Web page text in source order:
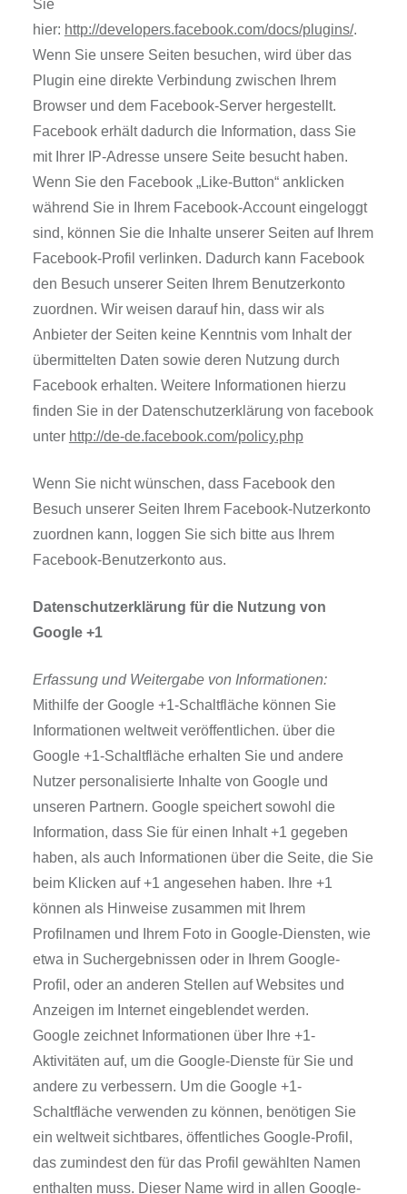
Sie
hier: http://developers.facebook.com/docs/plugins/.
Wenn Sie unsere Seiten besuchen, wird über das
Plugin eine direkte Verbindung zwischen Ihrem
Browser und dem Facebook-Server hergestellt.
Facebook erhält dadurch die Information, dass Sie
mit Ihrer IP-Adresse unsere Seite besucht haben.
Wenn Sie den Facebook „Like-Button“ anklicken
während Sie in Ihrem Facebook-Account eingeloggt
sind, können Sie die Inhalte unserer Seiten auf Ihrem
Facebook-Profil verlinken. Dadurch kann Facebook
den Besuch unserer Seiten Ihrem Benutzerkonto
zuordnen. Wir weisen darauf hin, dass wir als
Anbieter der Seiten keine Kenntnis vom Inhalt der
übermittelten Daten sowie deren Nutzung durch
Facebook erhalten. Weitere Informationen hierzu
finden Sie in der Datenschutzerklärung von facebook
unter http://de-de.facebook.com/policy.php
Wenn Sie nicht wünschen, dass Facebook den
Besuch unserer Seiten Ihrem Facebook-Nutzerkonto
zuordnen kann, loggen Sie sich bitte aus Ihrem
Facebook-Benutzerkonto aus.
Datenschutzerklärung für die Nutzung von
Google +1
Erfassung und Weitergabe von Informationen:
Mithilfe der Google +1-Schaltfläche können Sie
Informationen weltweit veröffentlichen. über die
Google +1-Schaltfläche erhalten Sie und andere
Nutzer personalisierte Inhalte von Google und
unseren Partnern. Google speichert sowohl die
Information, dass Sie für einen Inhalt +1 gegeben
haben, als auch Informationen über die Seite, die Sie
beim Klicken auf +1 angesehen haben. Ihre +1
können als Hinweise zusammen mit Ihrem
Profilnamen und Ihrem Foto in Google-Diensten, wie
etwa in Suchergebnissen oder in Ihrem Google-
Profil, oder an anderen Stellen auf Websites und
Anzeigen im Internet eingeblendet werden.
Google zeichnet Informationen über Ihre +1-
Aktivitäten auf, um die Google-Dienste für Sie und
andere zu verbessern. Um die Google +1-
Schaltfläche verwenden zu können, benötigen Sie
ein weltweit sichtbares, öffentliches Google-Profil,
das zumindest den für das Profil gewählten Namen
enthalten muss. Dieser Name wird in allen Google-